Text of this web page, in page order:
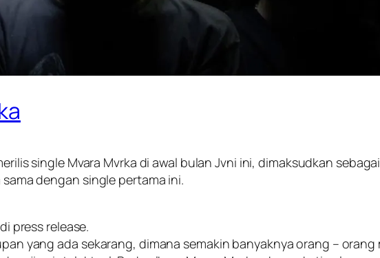
single Mvara Mvrka di awal bulan Jvni ini, dimaksudkan
dengan single pertama ini.
press release.
yang ada sekarang, dimana semakin banyaknya orang – orang